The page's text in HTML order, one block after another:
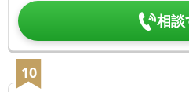
相談
10